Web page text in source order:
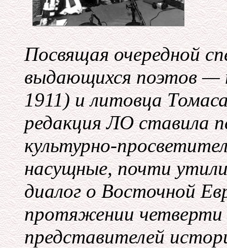
Посвящая очередной
выдающихся поэтов —
1911) и литовца
редакция ЛО ставила
культурно-
насущные, почти
диалог о Восточной
протяжении четверти
представителей